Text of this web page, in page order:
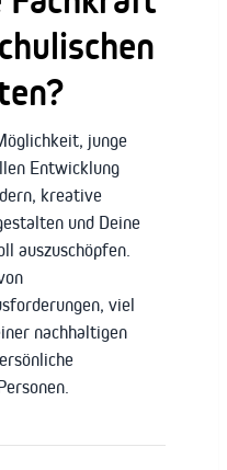
junge
Entwicklung
kreative
und Deine
auszuschöpfen.
viel
nachhaltigen